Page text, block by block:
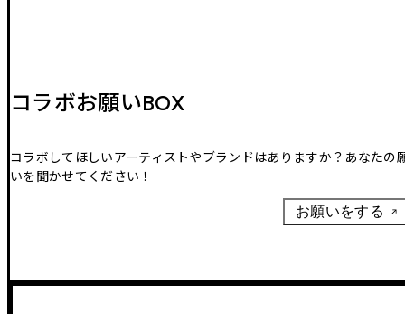
コラボお願いBOX
コラボしてほしいアーティストやブランドはありますか？あなたの
いを聞かせてください！
お願いをする